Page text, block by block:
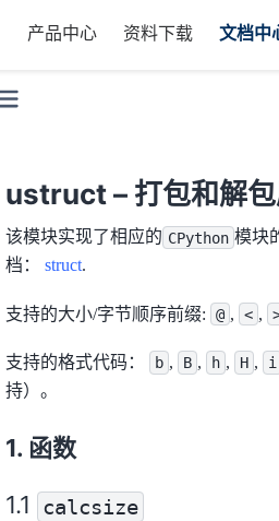
产品中心 资料下载 文档中
ustruct – 打包和解
该模块实现了相应的 CPython 模块
档： struct.
支持的大小/字节顺序前缀: @ , < ,
支持的格式代码： b , B , h , H , i
持）。
函数
calcsize